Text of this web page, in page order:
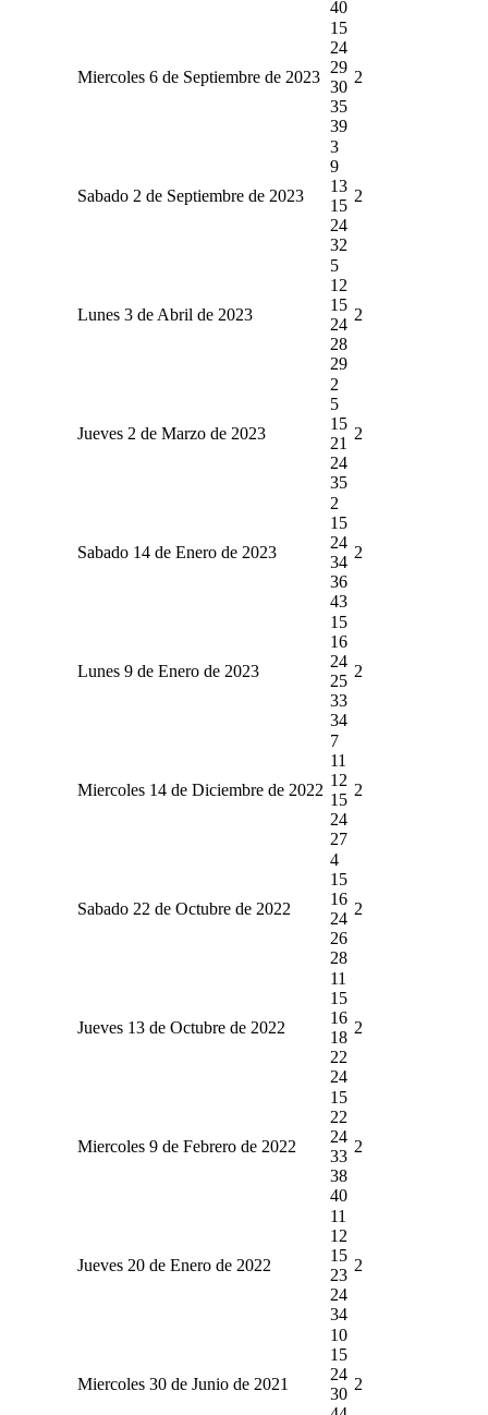
40
Miercoles 6 de Septiembre de 2023
15
24
29
30
35
39
2
Sabado 2 de Septiembre de 2023
3
9
13
15
24
32
2
Lunes 3 de Abril de 2023
5
12
15
24
28
29
2
Jueves 2 de Marzo de 2023
2
5
15
21
24
35
2
Sabado 14 de Enero de 2023
2
15
24
34
36
43
2
Lunes 9 de Enero de 2023
15
16
24
25
33
34
2
Miercoles 14 de Diciembre de 2022
7
11
12
15
24
27
2
Sabado 22 de Octubre de 2022
4
15
16
24
26
28
2
Jueves 13 de Octubre de 2022
11
15
16
18
22
24
2
Miercoles 9 de Febrero de 2022
15
22
24
33
38
40
2
Jueves 20 de Enero de 2022
11
12
15
23
24
34
2
Miercoles 30 de Junio de 2021
10
15
24
30
2